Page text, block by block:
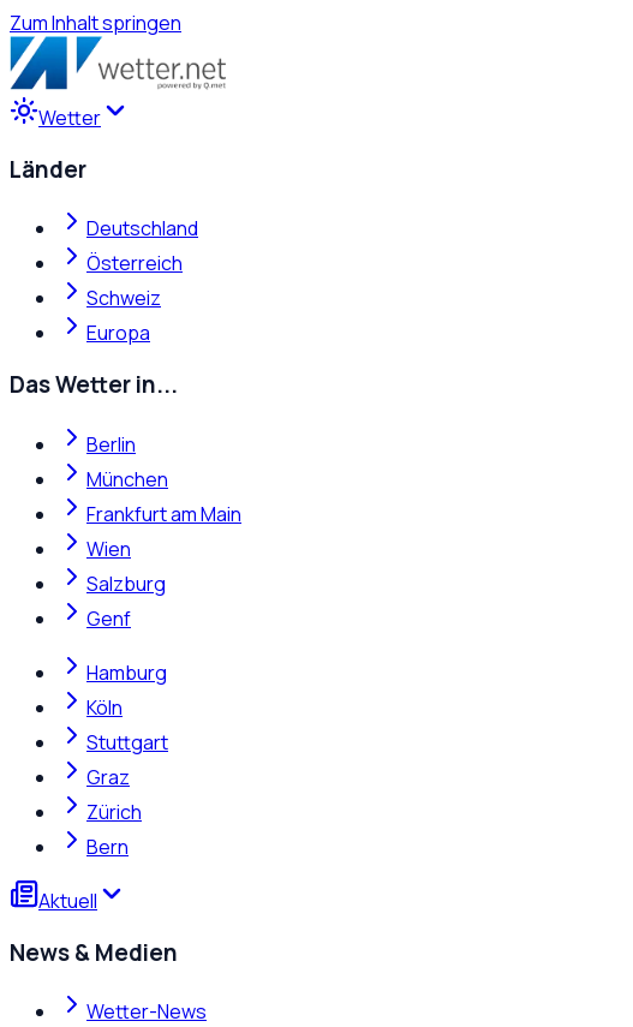
Zum Inhalt springen
Wetter
Länder
Deutschland
Österreich
Schweiz
Europa
Das Wetter in...
Berlin
München
Frankfurt am Main
Wien
Salzburg
Genf
Hamburg
Köln
Stuttgart
Graz
Zürich
Bern
Aktuell
News & Medien
Wetter-News